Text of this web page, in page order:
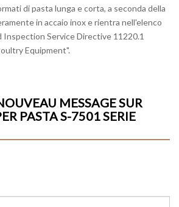
di pasta lunga e corta, a seconda della
in accaio inox e rientra nell'elenco
Inspection Service Directive 11220.1
Equipment".
MESSAGE SUR
PASTA S-7501 SERIE